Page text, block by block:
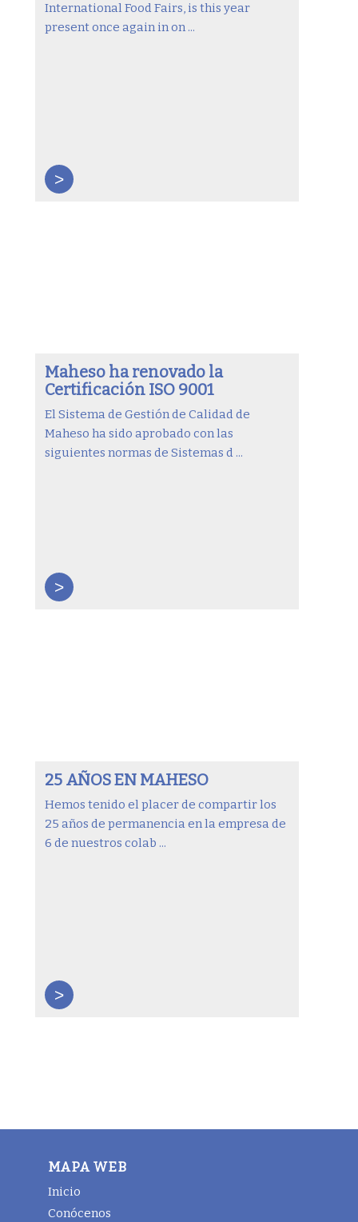
International Food Fairs, is this year
present once again in on ...
>
Maheso ha renovado la
Certificación ISO 9001
El Sistema de Gestión de Calidad de
Maheso ha sido aprobado con las
siguientes normas de Sistemas d ...
>
25 AÑOS EN MAHESO
Hemos tenido el placer de compartir los
25 años de permanencia en la empresa de
6 de nuestros colab ...
>
MAPA WEB
Inicio
Conócenos